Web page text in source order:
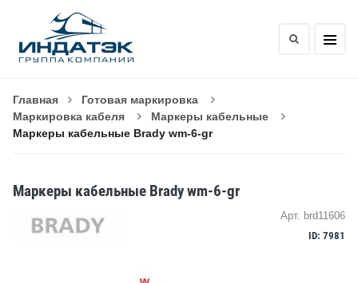
Главная
Готовая маркировка
Маркировка кабеля
Маркеры кабельные
Маркеры кабельные Brady wm-6-gr
Маркеры кабельные Brady wm-6-gr
Арт. brd11606
ID: 7981